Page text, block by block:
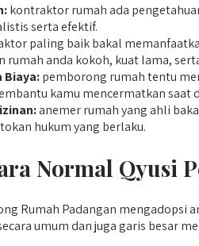
kontraktor rumah ada
serta efektif.
paling baik bakal
rumah anda kokoh, kuat lama,
Biaya:pemborong rumah tentu
kamu mencermatkan saat
anemer rumah yang ahli
hukum yang berlaku.
Normal Qyusi
Rumah Padangan
umum dan juga garis besar